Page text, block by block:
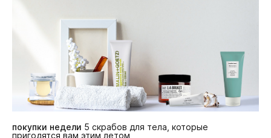
покупки недели 5 скрабов для тела, которые
пригодятся вам этим летом